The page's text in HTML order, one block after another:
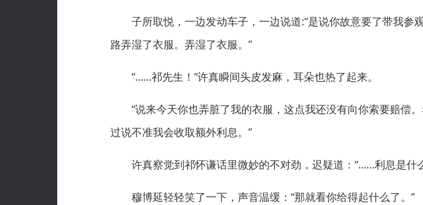
子所取悦，一边发动车子，一边说道:“是说你故意要了带我参
路弄湿了衣服。弄湿了衣服。”
“……祁先生！”许真瞬间头皮发麻，耳朵也热了起来。
“说来今天你也弄脏了我的衣服，这点我还没有向你索要赔偿
过说不准我会收取额外利息。”
许真察觉到祁怀谦话里微妙的不对劲，迟疑道：“……利息是什
穆博延轻轻笑了一下，声音温缓：“那就看你给得起什么了。”